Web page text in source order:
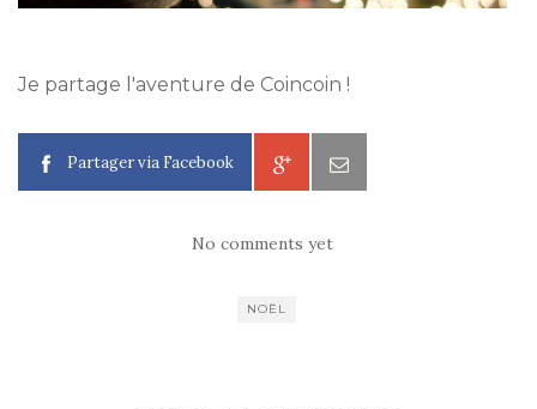
Je partage l'aventure de Coincoin !
Partager via Facebook
No comments yet
NOËL